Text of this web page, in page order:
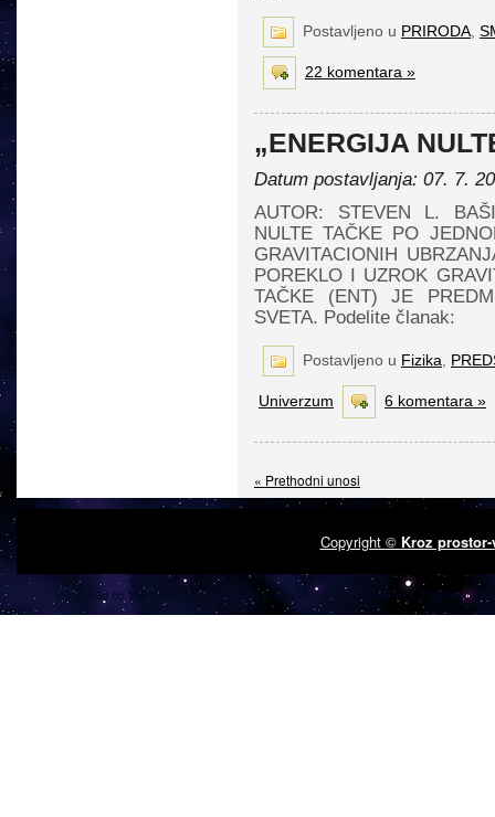
Postavljeno u PRIRODA
22 komentara »
„ENERGIJA
Datum postavljanja: 07. 7.
AUTOR: STEVEN L.
NULTE TAČKE PO
GRAVITACIONIH
POREKLO I UZROK
TAČKE (ENT) JE
SVETA. Podelite članak:
Postavljeno u Fizika
Univerzum 6 komentara »
« Prethodni unosi
Copyright © Kroz prostor-
Powered by WordPress | Designed by: Premium Free WordPress Themes|